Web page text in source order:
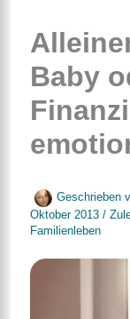
Baby
Geschrieben
Oktober 2013 /
Familienleben